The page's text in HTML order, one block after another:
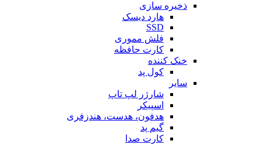
ذخیره سازی
هارد دیسک
SSD
فلش مموری
کارت حافظه
خنک کننده
کول پد
سایر
شارژر لپ تاپ
اسپیکر
هدفون، هدست، هندزفری
گیم پد
کارت صدا